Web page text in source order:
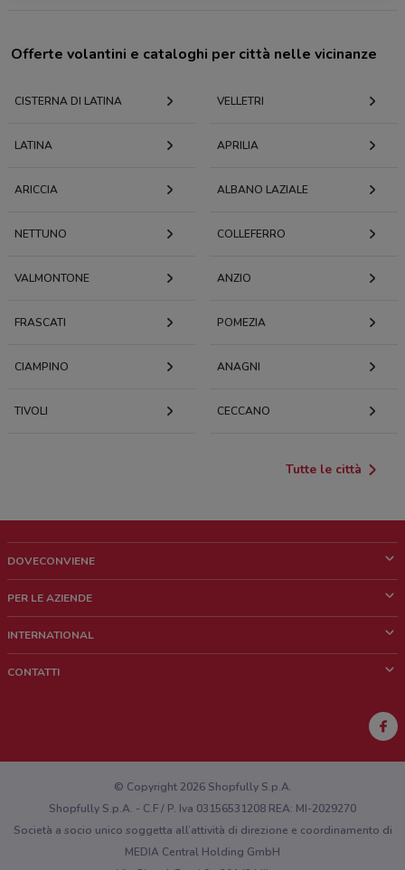
Offerte volantini e cataloghi per città nelle vicinanze
CISTERNA DI LATINA VELLETRI
LATINA APRILIA
ARICCIA ALBANO LAZIALE
NETTUNO COLLEFERRO
VALMONTONE ANZIO
FRASCATI POMEZIA
CIAMPINO ANAGNI
TIVOLI CECCANO
Tutte le città
DOVECONVIENE
Chi siamo
Lavora con noi
PER LE AZIENDE
Richieste commerciali e marketing
INTERNATIONAL
CONTATTI
Hai un malfunzionamento sul web o sull'app?
© Copyright 2026 Shopfully S.p.A.
Shopfully S.p.A. - C.F / P. Iva 03156531208 REA: MI-2029270
Società a socio unico soggetta all’attività di direzione e coordinamento di
MEDIA Central Holding GmbH